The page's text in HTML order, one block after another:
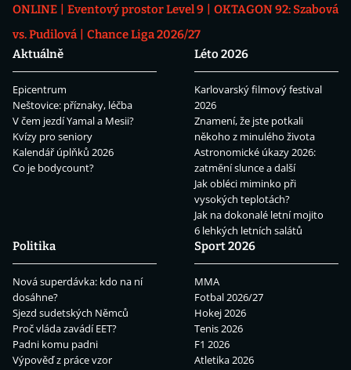
ONLINE
Eventový prostor Level 9
OKTAGON 92: Szabová
vs. Pudilová
Chance Liga 2026/27
Aktuálně
Epicentrum
Neštovice: příznaky, léčba
V čem jezdí Yamal a Mesii?
Kvízy pro seniory
Kalendář úplňků 2026
Co je bodycount?
Léto 2026
Karlovarský filmový festival
2026
Znamení, že jste potkali
někoho z minulého života
Astronomické úkazy 2026:
zatmění slunce a další
Jak obléci miminko při
vysokých teplotách?
Jak na dokonalé letní mojito
6 lehkých letních salátů
Politika
Nová superdávka: kdo na ní
dosáhne?
Sjezd sudetských Němců
Proč vláda zavádí EET?
Padni komu padni
Výpověď z práce vzor
Sport 2026
MMA
Fotbal 2026/27
Hokej 2026
Tenis 2026
F1 2026
Atletika 2026